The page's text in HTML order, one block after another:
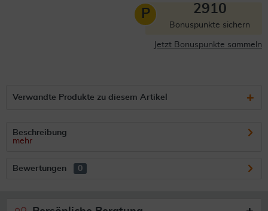
P 2910
Bonuspunkte sichern
Jetzt Bonuspunkte sammeln
Verwandte Produkte zu diesem Artikel
Beschreibung
mehr
Bewertungen 0